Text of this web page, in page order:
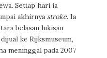
Setiap hari ia
akhirnya stroke. Ia
belasan lukisan
ke Rijksmuseum,
meninggal pada 2007